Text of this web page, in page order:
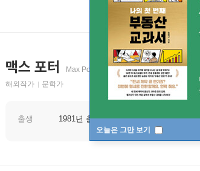
오늘은 그만 보기
맥스 포터
Max Porter
해외작가
문학가
출생 1981년 출생